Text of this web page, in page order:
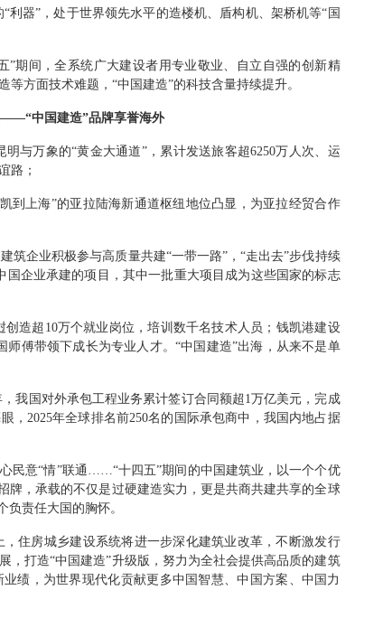
“利器” ，处于世界领先水平的造楼机、盾构机、架桥机等“ 国
”期间，全系统广大建设者用专业敬业、自立自强的创新精
等方面技术难题， “中国建造”的科技含量持续提升。
——“中国建造”品牌享誉海外
明与万象的“黄金大通道”，累计发送旅客超6250万人次、运
路；
到上海”的亚拉陆海新通道枢纽地位凸显，为亚拉经贸合作
筑企业积极参与高质量共建“一带一路”，“走出去”步伐持续
国企业承建的项目，其中一批重大项目成为这些国家的标志
创造超 10万个就业岗位，培训数千名技术人员；钱凯港建设
傅带领下成长为专业人才。 “中国建造”出海，从来不是单
，我国对外承包工程业务累计签订合同额超 1万亿美元，完成
， 2025年全球排名前250名的国际承包商中，我国内地占据
民意“情”联通 ……“十四五”期间的中国建筑业，以一个个优
牌，承载的不仅是过硬建造实力，更是共商共建共享的全球
责任大国的胸怀。
，住房城乡建设系统将进一步深化建筑业改革，不断激发行
，打造“中国建造”升级版，努力为全社会提供高品质的建筑
绩，为世界现代化贡献更多中国智慧、中国方案、中国力